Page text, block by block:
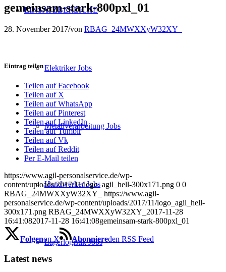
EINSATZBEREICHE
Elektriker Jobs
Metallverarbeitung Jobs
Handwerker Jobs
Lagerlogistik Jobs
gemeinsam-stark-800pxl_01
28. November 2017/von RBAG_24MWXXyW32XY_
Eintrag teilen
Teilen auf Facebook
Teilen auf X
Teilen auf WhatsApp
Teilen auf Pinterest
Teilen auf LinkedIn
Teilen auf Tumblr
Teilen auf Vk
Teilen auf Reddit
Per E-Mail teilen
https://www.agil-personalservice.de/wp-
content/uploads/2017/11/logo_agil_hell-300x171.png 0 0
RBAG_24MWXXyW32XY_
https://www.agil-
personalservice.de/wp-content/uploads/2017/11/logo_agil_hell-
300x171.png RBAG_24MWXXyW32XY_ 2017-11-28
16:41:082017-11-28 16:41:08gemeinsam-stark-800pxl_01
Folgenon X Abonniereden RSS Feed
Latest news